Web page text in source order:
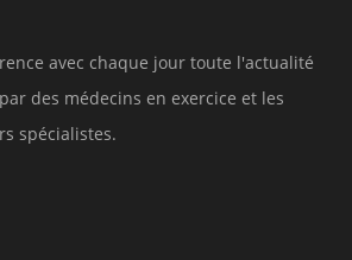
avec chaque jour toute l'actualité
des médecins en exercice et les
spécialistes.